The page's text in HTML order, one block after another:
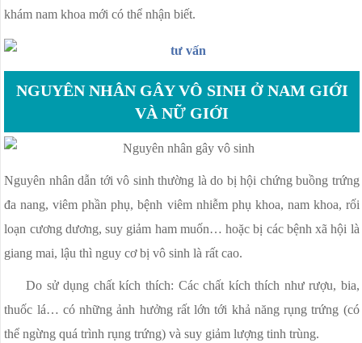
khám nam khoa mới có thể nhận biết.
NGUYÊN NHÂN GÂY VÔ SINH Ở NAM GIỚI
VÀ NỮ GIỚI
Nguyên nhân dẫn tới vô sinh thường là do bị hội chứng buồng trứng
đa nang, viêm phần phụ, bệnh viêm nhiễm phụ khoa, nam khoa, rối
loạn cương dương, suy giảm ham muốn… hoặc bị các bệnh xã hội là
giang mai, lậu thì nguy cơ bị vô sinh là rất cao.
Do sử dụng chất kích thích: Các chất kích thích như rượu, bia,
thuốc lá… có những ảnh hưởng rất lớn tới khả năng rụng trứng (có
thể ngừng quá trình rụng trứng) và suy giảm lượng tinh trùng.